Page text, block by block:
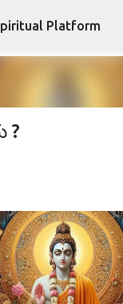
కంటెంట్‌కు దాటవేయి
Platform
?